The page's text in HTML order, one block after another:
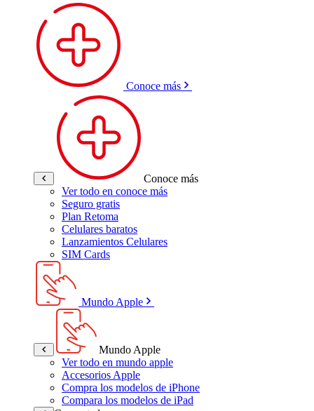
Conoce más
Conoce más
Ver todo en conoce más
Seguro gratis
Plan Retoma
Celulares baratos
Lanzamientos Celulares
SIM Cards
Mundo Apple
Mundo Apple
Ver todo en mundo apple
Accesorios Apple
Compra los modelos de iPhone
Compara los modelos de iPad